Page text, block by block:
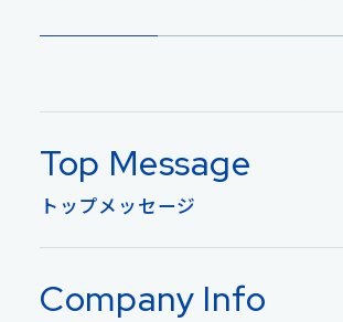
Top Message
トップメッセージ
Company Info